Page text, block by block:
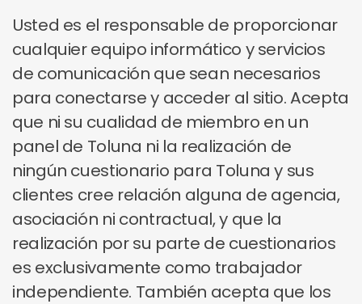
Usted es el responsable de proporcionar
cualquier equipo informático y servicios
de comunicación que sean necesarios
para conectarse y acceder al sitio. Acepta
que ni su cualidad de miembro en un
panel de Toluna ni la realización de
ningún cuestionario para Toluna y sus
clientes cree relación alguna de agencia,
asociación ni contractual, y que la
realización por su parte de cuestionarios
es exclusivamente como trabajador
independiente. También acepta que los